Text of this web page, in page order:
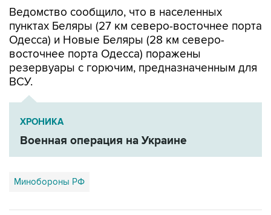
Одесса) и Новые Беляры (28 км северо-
восточнее порта Одесса) поражены
резервуары с горючим, предназначенным для
ВСУ.
ХРОНИКА
Военная операция на Украине
Минобороны РФ